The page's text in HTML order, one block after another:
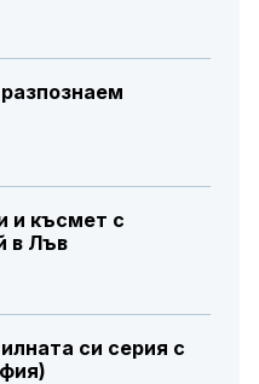
и късмет с
в Лъв
си серия с